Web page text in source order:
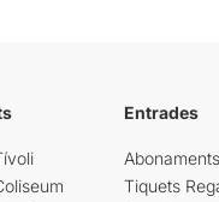
Entrades
Tiquets